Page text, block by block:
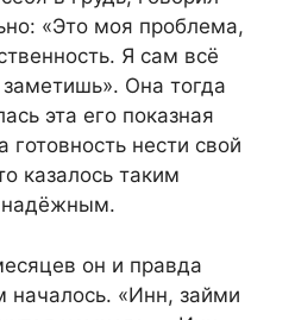
«Это моя проблема,
Я сам всё
Она тогда
эта его показная
готовность нести свой
казалось таким
надёжным.
он и правда
началось. «Инн, займи